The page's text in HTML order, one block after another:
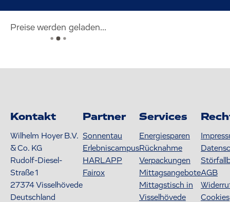
Preise werden geladen...
Kontakt
Wilhelm Hoyer B.V.
& Co. KG
Rudolf-Diesel-
Straße 1
27374Visselhövede
Deutschland
Partner
Sonnentau
Erlebniscampus
HARLAPP
Fairox
Services
Energiesparen
Rücknahme
Verpackungen
Mittagsangebote
Mittagstisch in
Visselhövede
AGB
Cookies